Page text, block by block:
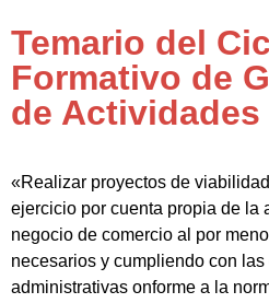
Temario del
Formativo de
de
«Realizar proyectos de
ejercicio por cuenta propia de la
negocio de comercio al por
necesarios y cumpliendo con
administrativas onforme a la